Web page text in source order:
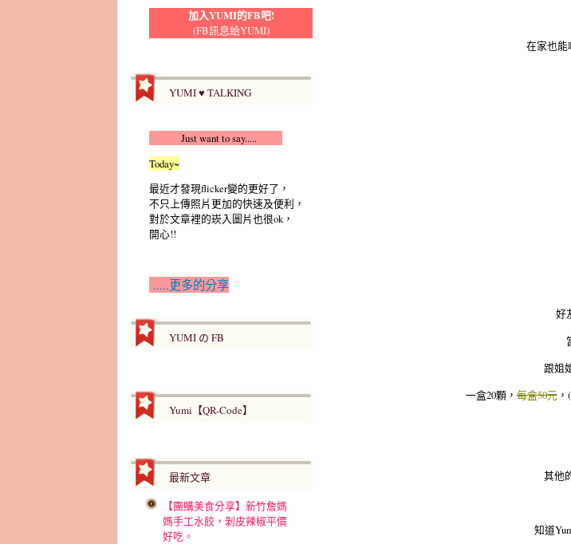
加入YUMI的FB吧!
(FB訊息給YUMI)
YUMI ♥ TALKING
Just want to say.....
Today~
最近才發現flicker變的更好了，
不只上傳照片更加的快速及便利，
對於文章裡的崁入圖片也很ok，
開心!!
.....更多的分享
YUMI の FB
Yumi【QR-Code】
最新文章
【團購美食分享】新竹詹媽
媽手工水餃，剝皮辣椒平價
好吃。
在家也能
好
跟姐
一盒20顆，每盒50元，
其他
知道